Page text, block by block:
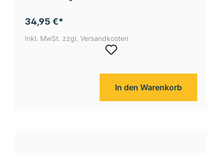
34,95 €*
Inkl. MwSt. zzgl. Versandkosten
In den Warenkorb